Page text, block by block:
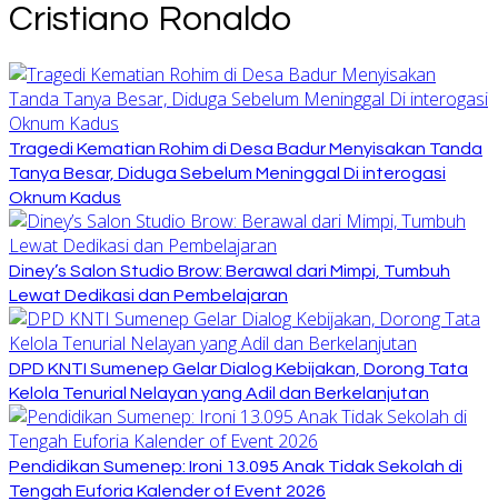
Cristiano Ronaldo
Tragedi Kematian Rohim di Desa Badur Menyisakan Tanda
Tanya Besar, Diduga Sebelum Meninggal Di interogasi
Oknum Kadus
Diney’s Salon Studio Brow: Berawal dari Mimpi, Tumbuh
Lewat Dedikasi dan Pembelajaran
DPD KNTI Sumenep Gelar Dialog Kebijakan, Dorong Tata
Kelola Tenurial Nelayan yang Adil dan Berkelanjutan
Pendidikan Sumenep: Ironi 13.095 Anak Tidak Sekolah di
Tengah Euforia Kalender of Event 2026